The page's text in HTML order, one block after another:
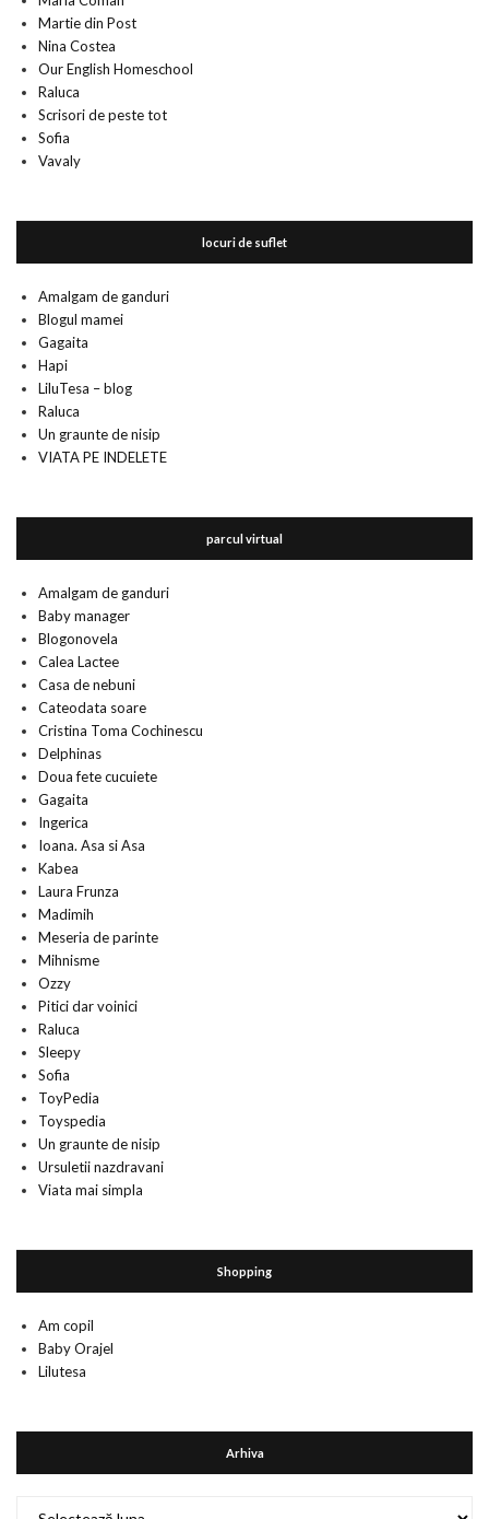
Martie din Post
Nina Costea
Our English Homeschool
Raluca
Scrisori de peste tot
Sofia
Vavaly
locuri de suflet
Amalgam de ganduri
Blogul mamei
Gagaita
Hapi
LiluTesa – blog
Raluca
Un graunte de nisip
VIATA PE INDELETE
parcul virtual
Amalgam de ganduri
Baby manager
Blogonovela
Calea Lactee
Casa de nebuni
Cateodata soare
Cristina Toma Cochinescu
Delphinas
Doua fete cucuiete
Gagaita
Ingerica
Ioana. Asa si Asa
Kabea
Laura Frunza
Madimih
Meseria de parinte
Mihnisme
Ozzy
Pitici dar voinici
Raluca
Sleepy
Sofia
ToyPedia
Toyspedia
Un graunte de nisip
Ursuletii nazdravani
Viata mai simpla
Shopping
Am copil
Baby Orajel
Lilutesa
Arhiva